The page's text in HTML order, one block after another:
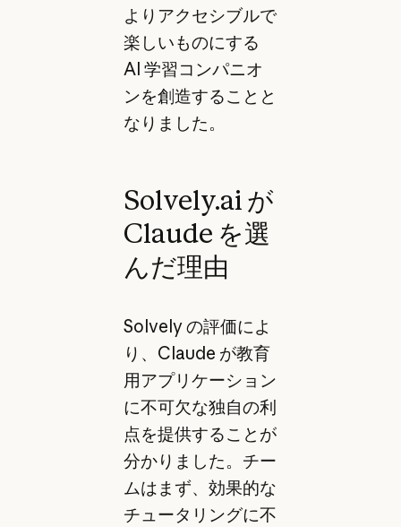
よりアクセシブルで
楽しいものにする
AI 学習コンパニオ
ンを創造することと
なりました。
Solvely.ai が
Claude を選
んだ理由
Solvely の評価によ
り、Claude が教育
用アプリケーション
に不可欠な独自の利
点を提供することが
分かりました。チー
ムはまず、効果的な
チュータリングに不